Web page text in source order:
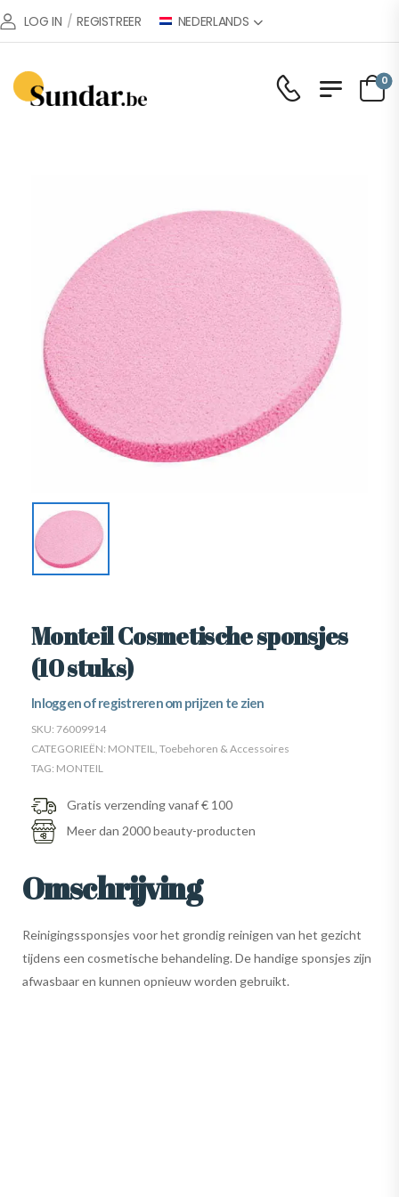
LOG IN / REGISTREER NEDERLANDS
0
Monteil Cosmetische sponsjes
(10 stuks)
Inloggen of registreren om prijzen te zien
SKU: 76009914
CATEGORIEËN: MONTEIL, Toebehoren & Accessoires
TAG: MONTEIL
Gratis verzending vanaf € 100
Meer dan 2000 beauty-producten
Omschrijving
Reinigingssponsjes voor het grondig reinigen van het gezicht
tijdens een cosmetische behandeling. De handige sponsjes zijn
afwasbaar en kunnen opnieuw worden gebruikt.